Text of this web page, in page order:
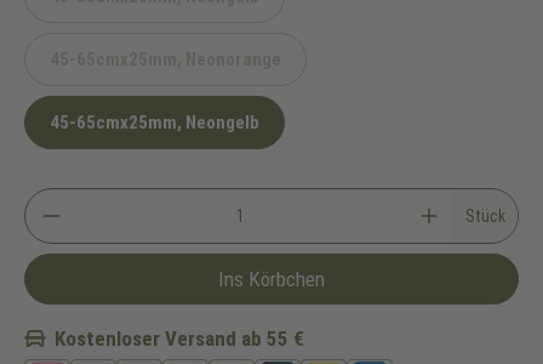
45-65cmx25mm, Neongelb
Stück
Ins Körbchen
Kostenloser Versand ab 55 €